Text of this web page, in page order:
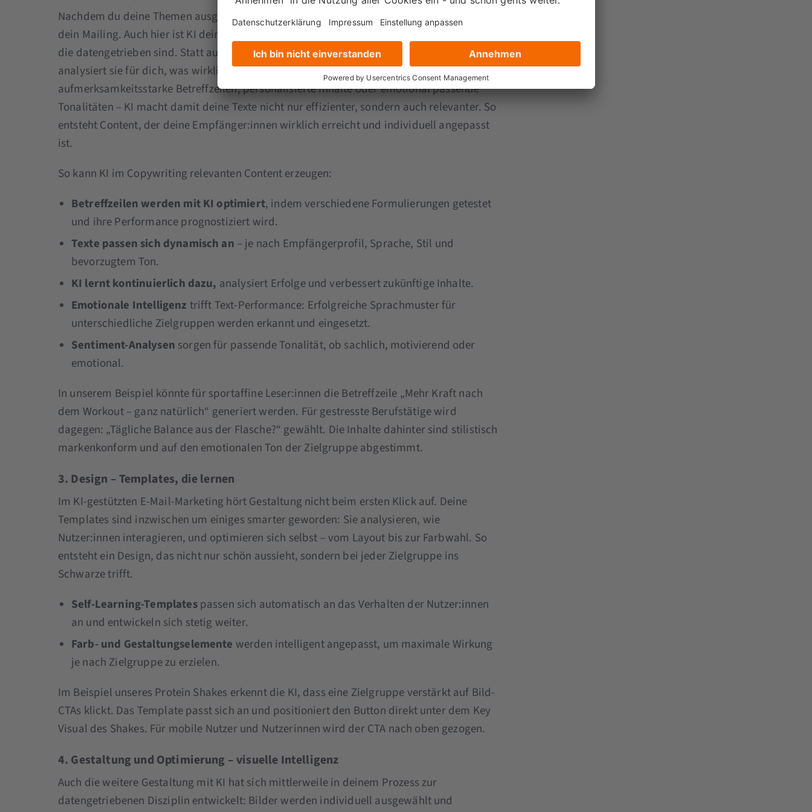
Nachdem du deine Themen ausgewählt hast, erstellst du nun die eigentlichen Inhalte für
dein Mailing. Auch hier ist KI dein bester Freund. Sie hilft dir, wirksame Texte zu schreiben,
die datengetrieben sind. Statt auf dein Bauchgefühl oder manuelle A/B-Tests zu setzen,
analysiert sie für dich, was wirklich funktioniert – und lernt daraus. Ob
aufmerksamkeitsstarke Betreffzeilen, personalisierte Inhalte oder emotional passende
Tonalitäten – KI macht damit deine Texte nicht nur effizienter, sondern auch relevanter. So
entsteht Content, der deine Empfänger:innen wirklich erreicht und individuell angepasst
ist.
So kann KI im Copywriting relevanten Content erzeugen:
Betreffzeilen werden mit KI optimiert, indem verschiedene Formulierungen getestet
und ihre Performance prognostiziert wird.
Texte passen sich dynamisch an – je nach Empfängerprofil, Sprache, Stil und
bevorzugtem Ton.
KI lernt kontinuierlich dazu, analysiert Erfolge und verbessert zukünftige Inhalte.
Emotionale Intelligenz trifft Text-Performance: Erfolgreiche Sprachmuster für
unterschiedliche Zielgruppen werden erkannt und eingesetzt.
Sentiment-Analysen sorgen für passende Tonalität, ob sachlich, motivierend oder
emotional.
In unserem Beispiel könnte für sportaffine Leser:innen die Betreffzeile „Mehr Kraft nach
dem Workout – ganz natürlich“ generiert werden. Für gestresste Berufstätige wird
dagegen: „Tägliche Balance aus der Flasche?“ gewählt. Die Inhalte dahinter sind stilistisch
markenkonform und auf den emotionalen Ton der Zielgruppe abgestimmt.
3. Design – Templates, die lernen
Im KI-gestützten E-Mail-Marketing hört Gestaltung nicht beim ersten Klick auf. Deine
Templates sind inzwischen um einiges smarter geworden: Sie analysieren, wie
Nutzer:innen interagieren, und optimieren sich selbst – vom Layout bis zur Farbwahl. So
entsteht ein Design, das nicht nur schön aussieht, sondern bei jeder Zielgruppe ins
Schwarze trifft.
Self-Learning-Templatespassen sich automatisch an das Verhalten der Nutzer:innen
an und entwickeln sich stetig weiter.
Farb- und Gestaltungselemente werden intelligent angepasst, um maximale Wirkung
je nach Zielgruppe zu erzielen.
Im Beispiel unseres Protein Shakes erkennt die KI, dass eine Zielgruppe verstärkt auf Bild-
CTAs klickt. Das Template passt sich an und positioniert den Button direkt unter dem Key
Visual des Shakes. Für mobile Nutzer und Nutzerinnen wird der CTA nach oben gezogen.
4. Gestaltung und Optimierung – visuelle Intelligenz
Auch die weitere Gestaltung mit KI hat sich mittlerweile in deinem Prozess zur
datengetriebenen Disziplin entwickelt: Bilder werden individuell ausgewählt und